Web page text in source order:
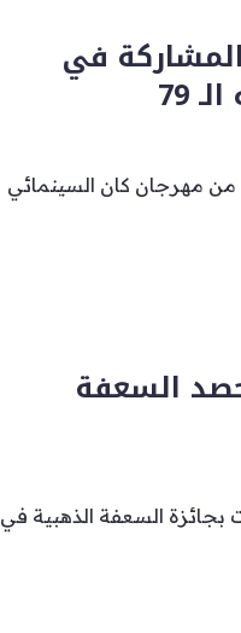
المشاركة في
79
تستعد مدينة كان الفرنسية لاستقبال الدورة الـ79 من مهرجان كان السينمائي
السعفة
بجائزة السعفة الذهبية في